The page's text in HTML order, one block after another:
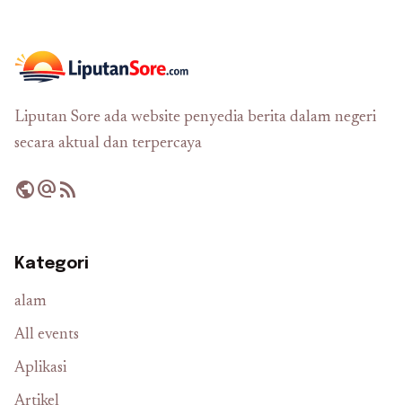
Liputan Sore ada website penyedia berita dalam negeri
secara aktual dan terpercaya
publicalternate_emailrss_feed
Kategori
alam
All events
Aplikasi